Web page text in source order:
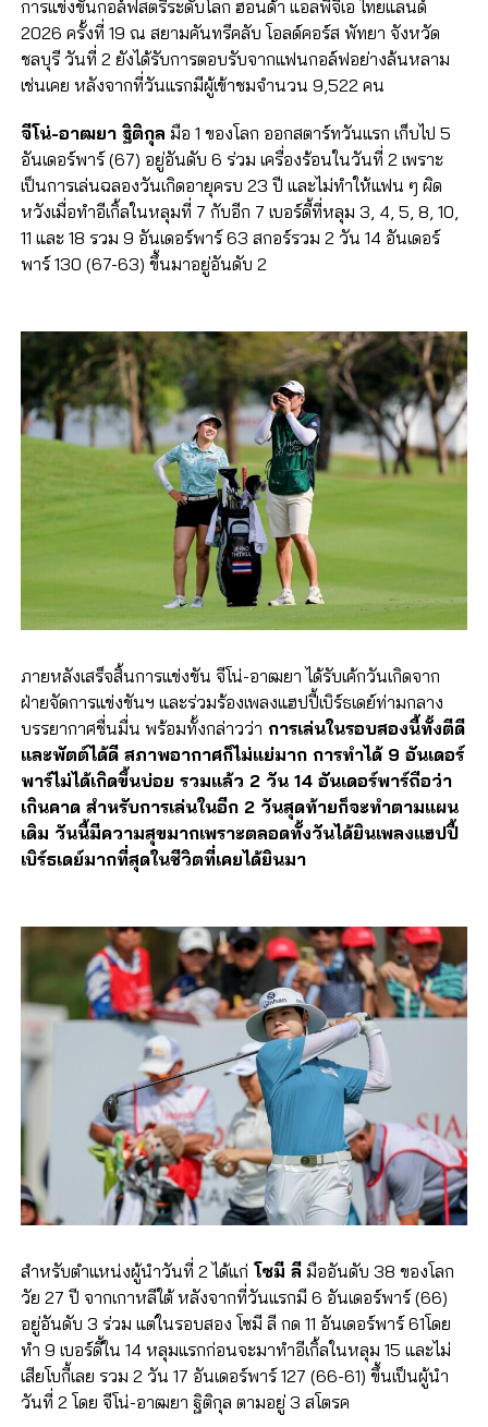
การแข่งขันกอล์ฟสตรีระดับโลก ฮอนด้า แอลพีจีเอ ไทยแลนด์
2026 ครั้งที่ 19 ณ สยามคันทรีคลับ โอลด์คอร์ส พัทยา จังหวัด
ชลบุรี วันที่ 2 ยังได้รับการตอบรับจากแฟนกอล์ฟอย่างล้นหลาม
เช่นเคย หลังจากที่วันแรกมีผู้เข้าชมจำนวน 9,522 คน
จีโน่-อาฒยา ฐิติกุล มือ 1 ของโลก ออกสตาร์ทวันแรก เก็บไป 5
อันเดอร์พาร์ (67) อยู่อันดับ 6 ร่วม เครื่องร้อนในวันที่ 2 เพราะ
เป็นการเล่นฉลองวันเกิดอายุครบ 23 ปี และไม่ทำให้แฟน ๆ ผิด
หวังเมื่อทำอีเกิ้ลในหลุมที่ 7 กับอีก 7 เบอร์ดี้ที่หลุม 3, 4, 5, 8, 10,
11 และ 18 รวม 9 อันเดอร์พาร์ 63 สกอร์รวม 2 วัน 14 อันเดอร์
พาร์ 130 (67-63) ขึ้นมาอยู่อันดับ 2
ภายหลังเสร็จสิ้นการแข่งขัน จีโน่-อาฒยา ได้รับเค้กวันเกิดจาก
ฝ่ายจัดการแข่งขันฯ และร่วมร้องเพลงแฮปปี้เบิร์ธเดย์ท่ามกลาง
บรรยากาศชื่นมื่น พร้อมทั้งกล่าวว่า การเล่นในรอบสองนี้ทั้งตีดี
และพัตต์ได้ดี สภาพอากาศก็ไม่แย่มาก การทำได้ 9 อันเดอร์
พาร์ไม่ได้เกิดขึ้นบ่อย รวมแล้ว 2 วัน 14 อันเดอร์พาร์ถือว่า
เกินคาด สำหรับการเล่นในอีก 2 วันสุดท้ายก็จะทำตามแผน
เดิม วันนี้มีความสุขมากเพราะตลอดทั้งวันได้ยินเพลงแฮปปี้
เบิร์ธเดย์มากที่สุดในชีวิตที่เคยได้ยินมา
สำหรับตำแหน่งผู้นำวันที่ 2 ได้แก่ โซมี ลีมืออันดับ 38 ของโลก
วัย 27 ปี จากเกาหลีใต้ หลังจากที่วันแรกมี 6 อันเดอร์พาร์ (66)
อยู่อันดับ 3 ร่วม แต่ในรอบสอง โซมี ลี กด 11 อันเดอร์พาร์ 61โดย
ทำ 9 เบอร์ดี้ใน 14 หลุมแรกก่อนจะมาทำอีเกิ้ลในหลุม 15 และไม่
เสียโบกี้เลย รวม 2 วัน 17 อันเดอร์พาร์ 127 (66-61) ขึ้นเป็นผู้นำ
วันที่ 2 โดย จีโน่-อาฒยา ฐิติกุล ตามอยู่ 3 สโตรค